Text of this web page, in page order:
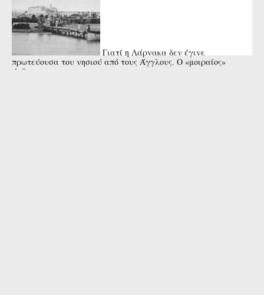
Γιατί η Λάρνακα δεν έγινε
πρωτεύουσα του νησιού από τους Άγγλους. Ο «μοιραίος»
άνθρωπος